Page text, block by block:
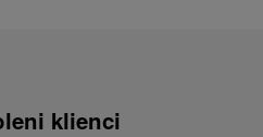
klienci